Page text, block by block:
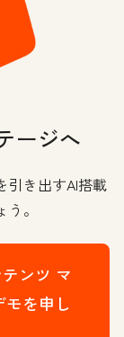
ージへ
引き出すAI搭載
。
ンツ マ
を申し